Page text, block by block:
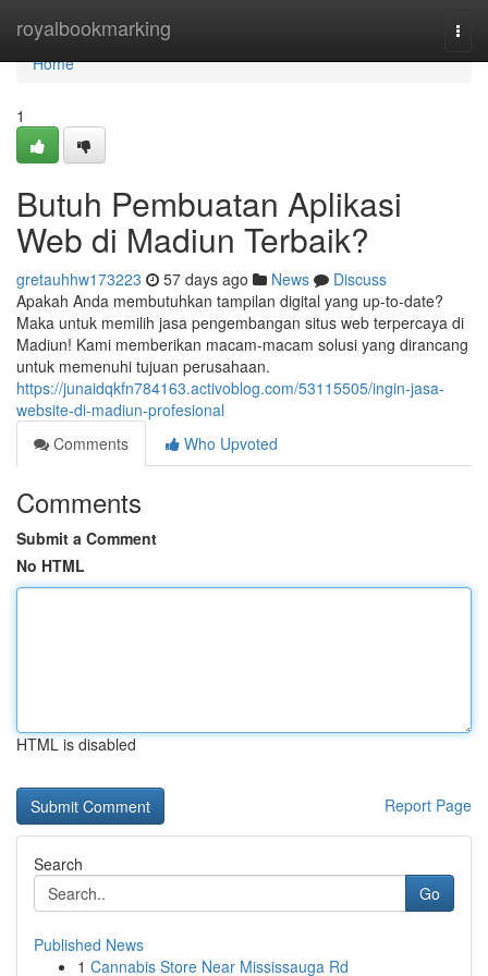
royalbookmarking
Home
Home
1
Butuh Pembuatan Aplikasi
Web di Madiun Terbaik?
gretauhhw173223 57 days ago News
Discuss
Apakah Anda membutuhkan tampilan digital yang up-to-date?
Maka untuk memilih jasa pengembangan situs web terpercaya di
Madiun! Kami memberikan macam-macam solusi yang dirancang
untuk memenuhi tujuan perusahaan.
https://junaidqkfn784163.activoblog.com/53115505/ingin-jasa-
website-di-madiun-profesional
Comments
Who Upvoted
Comments
Submit a Comment
No HTML
HTML is disabled
Report Page
Search
Go
Published News
1 Cannabis Store Near Mississauga Rd